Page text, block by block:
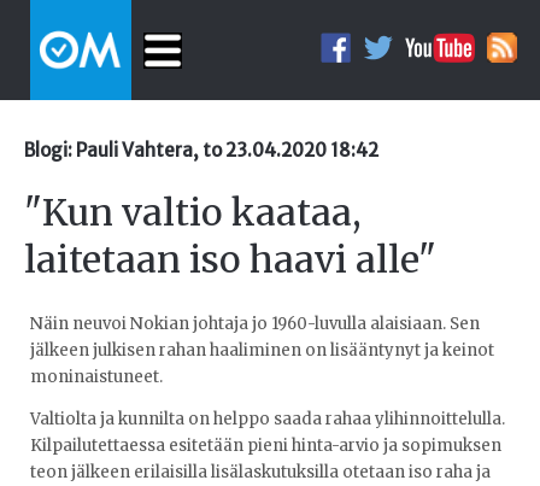
Blogi: Pauli Vahtera, to 23.04.2020 18:42
"Kun valtio kaataa,
laitetaan iso haavi alle"
Näin neuvoi Nokian johtaja jo 1960-luvulla alaisiaan. Sen
jälkeen julkisen rahan haaliminen on lisääntynyt ja keinot
moninaistuneet.
Valtiolta ja kunnilta on helppo saada rahaa ylihinnoittelulla.
Kilpailutettaessa esitetään pieni hinta-arvio ja sopimuksen
teon jälkeen erilaisilla lisälaskutuksilla otetaan iso raha ja